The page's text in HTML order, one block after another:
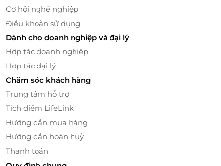
LifeLink – Đặt dịch vụ tiện lợi, tận hưởng
ưu đãi thật
LifeLink.vn là nền tảng thương mại điện tử hàng đầu
Việt Nam chuyên về dịch vụ, mang đến trải
nghiệm đặt nhanh – dùng gọn – ưu đãi thật. Khi đặt
“Set Thuyền Quyên” tại Nhà hàng Phương Nam cơ
Cơ hội nghề nghiệp
Điều khoản sử dụng
Dành cho doanh nghiệp và đại lý
Hợp tác doanh nghiệp
Hợp tác đại lý
Chăm sóc khách hàng
Trung tâm hỗ trợ
Tích điểm LifeLink
Hướng dẫn mua hàng
Hướng dẫn hoàn huỷ
Thanh toán